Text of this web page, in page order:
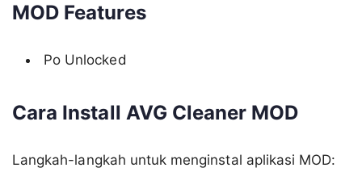
MOD Features
Po Unlocked
Cara Install AVG Cleaner MOD
Langkah-langkah untuk menginstal aplikasi MOD: